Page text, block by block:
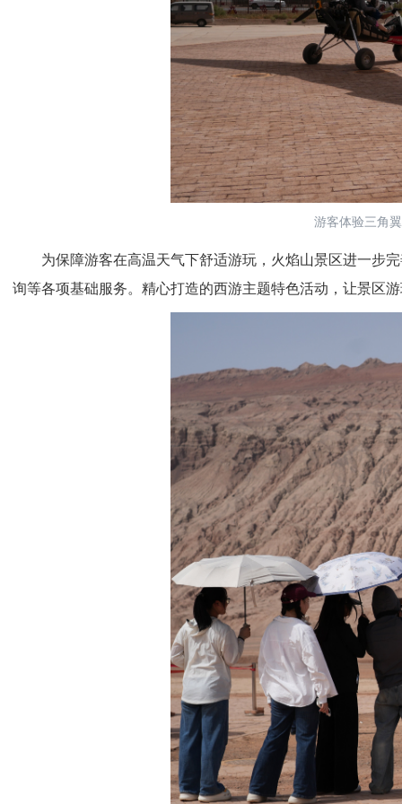
游客体验三角
为保障游客在高温天气下舒适游玩，火焰山景区进一步完
询等各项基础服务。精心打造的西游主题特色活动，让景区